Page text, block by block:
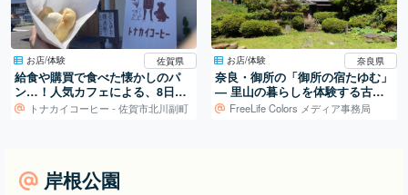
お店/体験 佐賀県
給食や購買で食べた懐かしのパ
ン…！人気カフェによる、8日間
限定のとある“復活祭”へ。
トナカイコーヒー - 佐賀市北川副町
お店/体験 奈良県
奈良・御所の「御所の宿たゆむ」
― 里山の暮らしを体験する古民
家宿FreeLife Colors メディア事務局
岸根公園